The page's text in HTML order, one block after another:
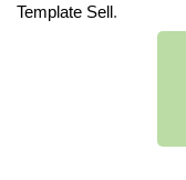
Template Sell.